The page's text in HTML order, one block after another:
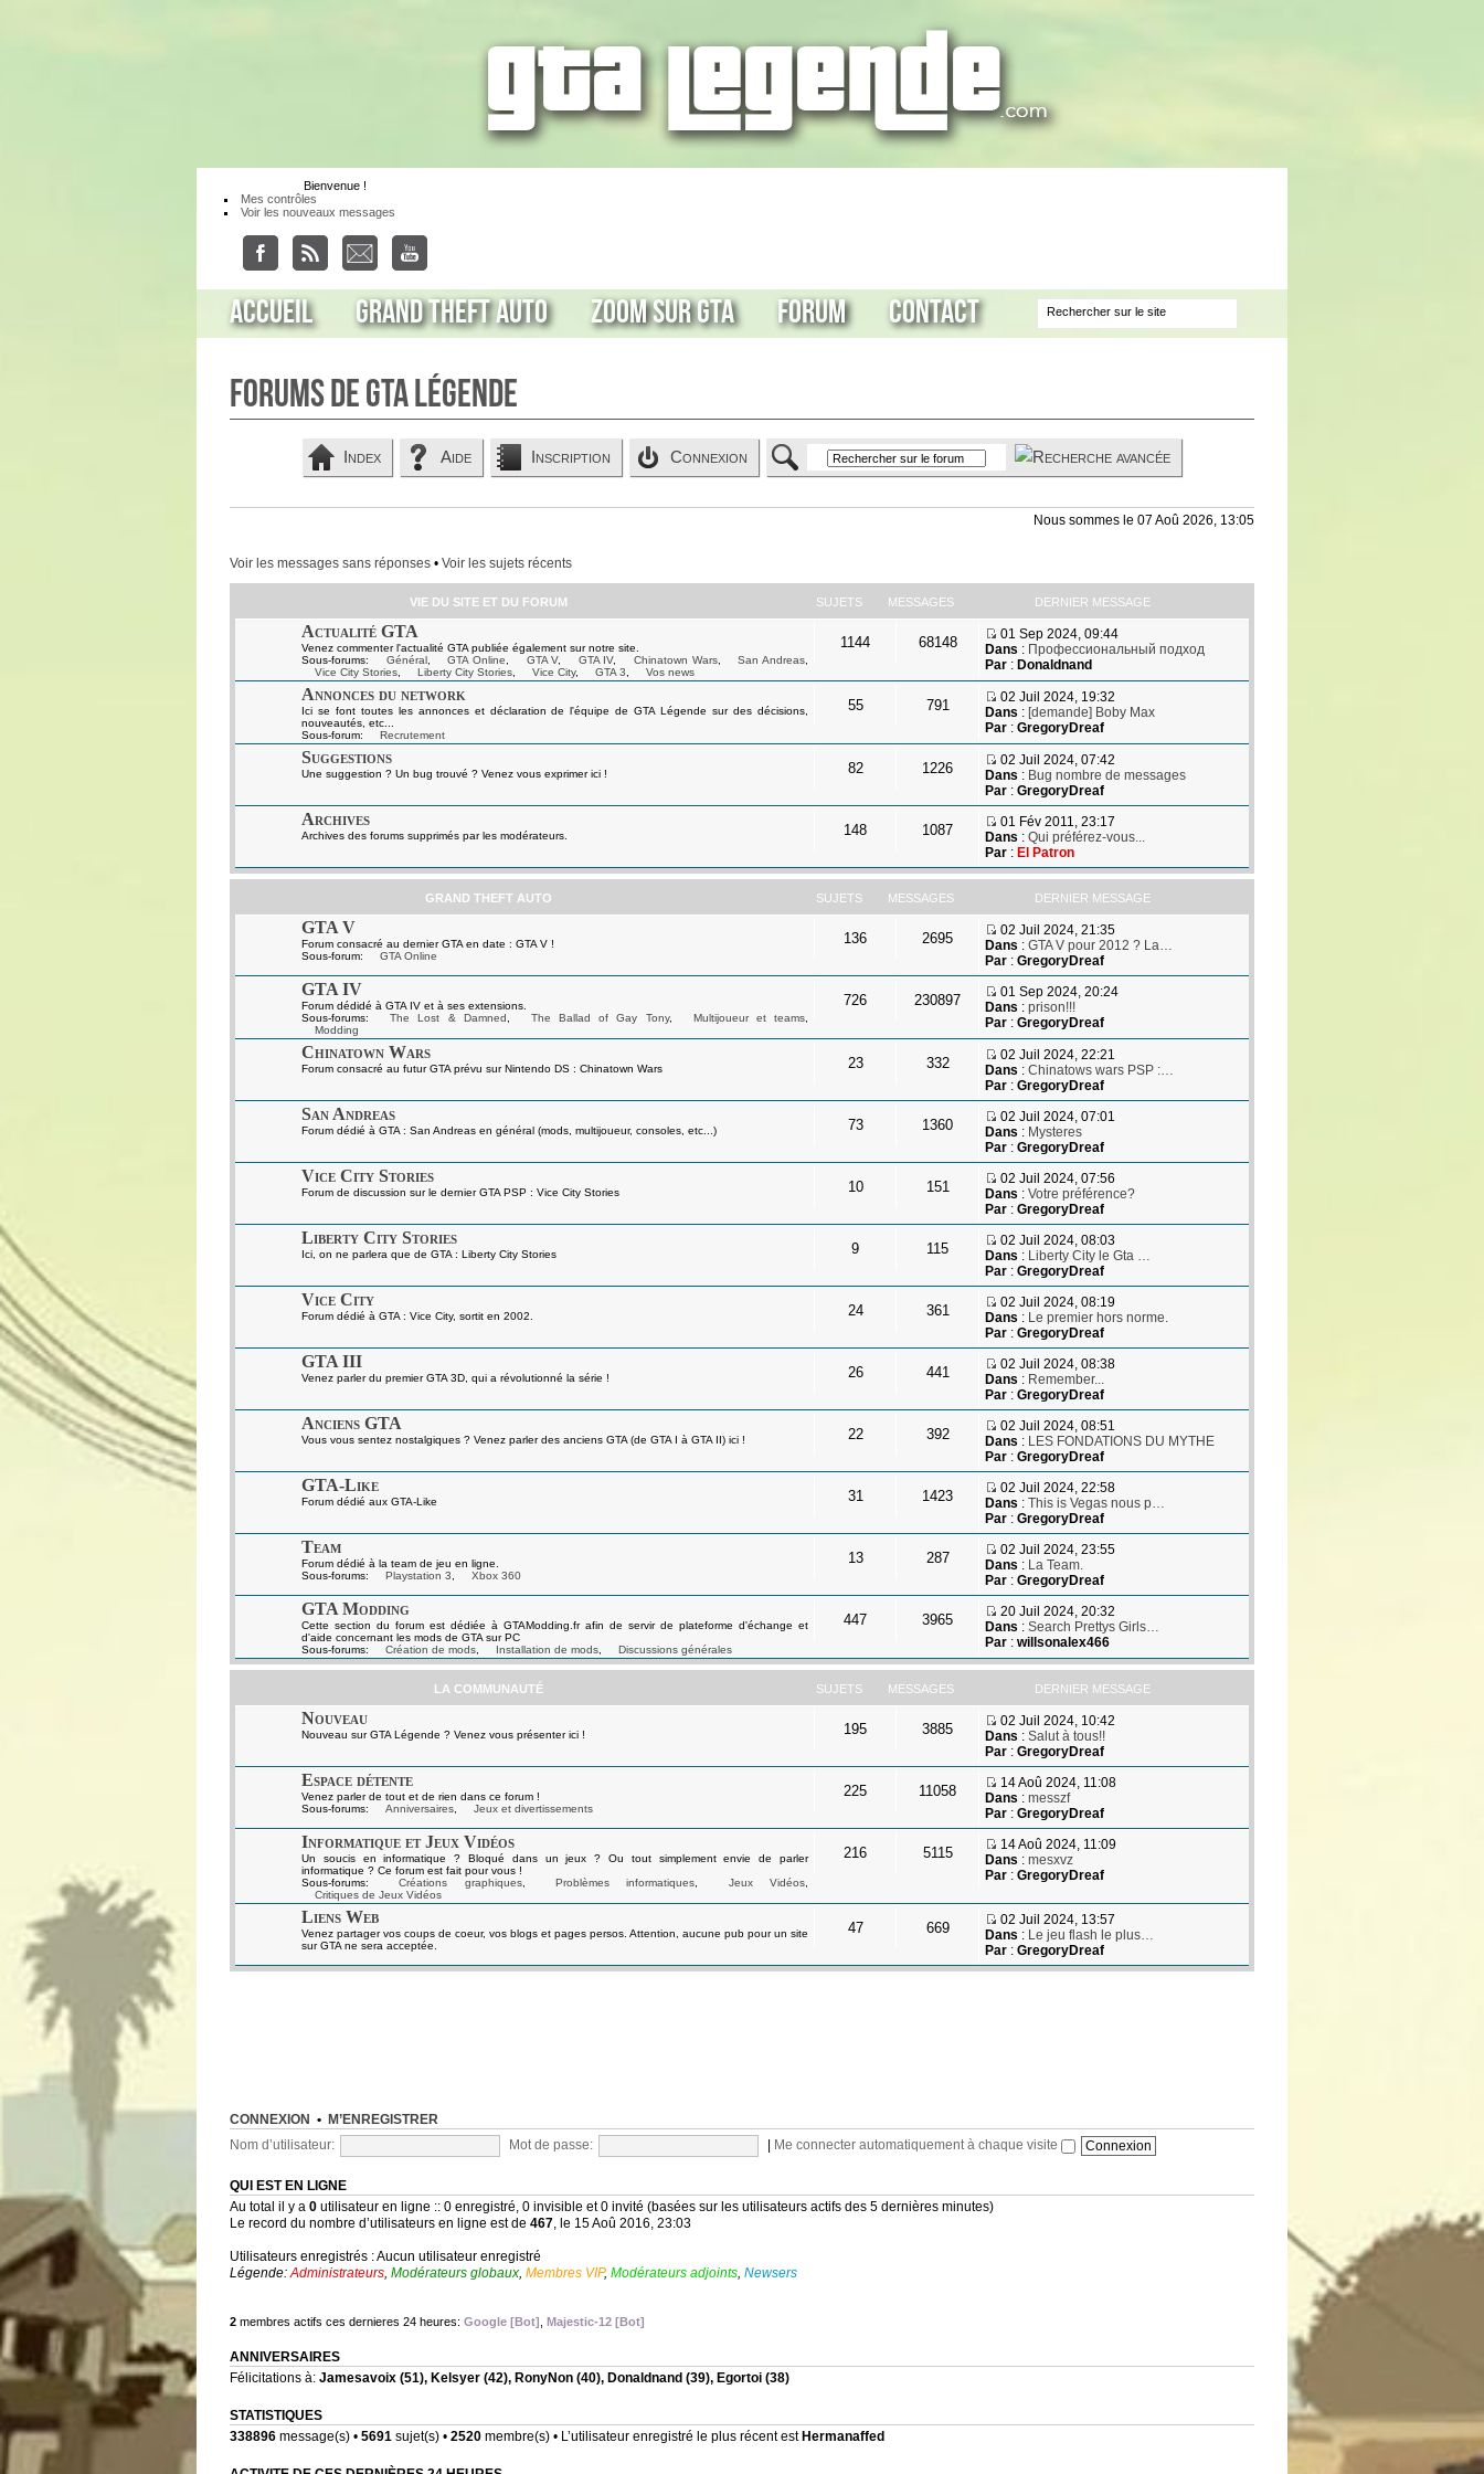
Bienvenue !
Mes contrôles
Voir les nouveaux messages
Accueil Grand Theft Auto Zoom sur GTA Forum Contact
Forums de GTA Légende
Index Aide Inscription Connexion
Nous sommes le 07 Aoû 2026, 13:05
Voir les messages sans réponses • Voir les sujets récents
VIE DU SITE ET DU FORUM SUJETS MESSAGES DERNIER MESSAGE
Actualité GTA
Venez commenter l'actualité GTA publiée également sur notre site.
Sous-forums:
Général, GTA Online GTA V, GTA IV, Chinatown Wars, San Andreas
Vice City Stories
Liberty City Stories Vice City, GTA 3 Vos news
1144 68148
01 Sep 2024, 09:44
Dans : Профессиональный подход
Par: Donaldnand
Annonces du network
Ici se font toutes les annonces et déclaration de l'équipe de GTA Légende sur des décisions,
nouveautés, etc...
Sous-forum:
Recrutement
55 791
02 Juil 2024, 19:32
Dans : [demande] Boby Max
Par: GregoryDreaf
Suggestions
Une suggestion ? Un bug trouvé ? Venez vous exprimer ici ! 82 1226
02 Juil 2024, 07:42
Dans : Bug nombre de messages
Par: GregoryDreaf
Archives
Archives des forums supprimés par les modérateurs. 148 1087
01 Fév 2011, 23:17
Dans : Qui préférez-vous...
Par: El Patron
GRAND THEFT AUTO SUJETS MESSAGES DERNIER MESSAGE
GTA V
Forum consacré au dernier GTA en date : GTA V !
Sous-forum:
GTA Online
136 2695
02 Juil 2024, 21:35
Dans : GTA V pour 2012 ? La…
Par: GregoryDreaf
GTA IV
Forum dédidé à GTA IV et à ses extensions.
Sous-forums:
The Lost & Damned The Ballad of Gay Tony, Multijoueur et teams
Modding
726 230897
01 Sep 2024, 20:24
Dans : prison!!!
Par: GregoryDreaf
Chinatown Wars
Forum consacré au futur GTA prévu sur Nintendo DS : Chinatown Wars 23 332
02 Juil 2024, 22:21
Dans : Chinatows wars PSP :…
Par: GregoryDreaf
San Andreas
Forum dédié à GTA : San Andreas en général (mods, multijoueur, consoles, etc...) 73 1360
02 Juil 2024, 07:01
Dans : Mysteres
Par: GregoryDreaf
Vice City Stories
Forum de discussion sur le dernier GTA PSP : Vice City Stories 10 151
02 Juil 2024, 07:56
Dans : Votre préférence?
Par: GregoryDreaf
Liberty City Stories
Ici, on ne parlera que de GTA : Liberty City Stories 9 115
02 Juil 2024, 08:03
Dans : Liberty City le Gta …
Par: GregoryDreaf
Vice City
Forum dédié à GTA : Vice City, sortit en 2002. 24 361
02 Juil 2024, 08:19
Dans : Le premier hors norme.
Par: GregoryDreaf
GTA III
Venez parler du premier GTA 3D, qui a révolutionné la série ! 26 441
02 Juil 2024, 08:38
Dans : Remember...
Par: GregoryDreaf
Anciens GTA
Vous vous sentez nostalgiques ? Venez parler des anciens GTA (de GTA I à GTA II) ici ! 22 392
02 Juil 2024, 08:51
Dans : LES FONDATIONS DU MYTHE
Par: GregoryDreaf
GTA-Like
Forum dédié aux GTA-Like 31 1423
02 Juil 2024, 22:58
Dans : This is Vegas nous p…
Par: GregoryDreaf
Team
Forum dédié à la team de jeu en ligne.
Sous-forums:
Playstation 3 Xbox 360
13 287
02 Juil 2024, 23:55
Dans : La Team.
Par: GregoryDreaf
GTA Modding
Cette section du forum est dédiée à GTAModding.fr afin de servir de plateforme d'échange et
d'aide concernant les mods de GTA sur PC
Sous-forums:
Création de mods Installation de mods Discussions générales
447 3965
20 Juil 2024, 20:32
Dans : Search Prettys Girls…
Par: willsonalex466
LA COMMUNAUTÉ SUJETS MESSAGES DERNIER MESSAGE
Nouveau
Nouveau sur GTA Légende ? Venez vous présenter ici ! 195 3885
02 Juil 2024, 10:42
Dans : Salut à tous!!
Par: GregoryDreaf
Espace détente
Venez parler de tout et de rien dans ce forum !
Sous-forums:
Anniversaires Jeux et divertissements
225 11058
14 Aoû 2024, 11:08
Dans : messzf
Par: GregoryDreaf
Informatique et Jeux Vidéos
Un soucis en informatique ? Bloqué dans un jeux ? Ou tout simplement envie de parler
informatique ? Ce forum est fait pour vous !
Sous-forums:
Créations graphiques, Problèmes informatiques Jeux Vidéos
Critiques de Jeux Vidéos
216 5115
14 Aoû 2024, 11:09
Dans : mesxvz
Par: GregoryDreaf
Liens Web
Venez partager vos coups de coeur, vos blogs et pages persos. Attention, aucune pub pour un site
sur GTA ne sera acceptée.
47 669
02 Juil 2024, 13:57
Dans : Le jeu flash le plus…
Par: GregoryDreaf
CONNEXION • M’ENREGISTRER
Nom d’utilisateur: Mot de passe: Me connecter automatiquement à chaque visite
QUI EST EN LIGNE
Au total il y a 0 utilisateur en ligne :: 0 enregistré, 0 invisible et 0 invité (basées sur les utilisateurs actifs des 5 dernières minutes)
Le record du nombre d’utilisateurs en ligne est de 467, le 15 Aoû 2016, 23:03
Utilisateurs enregistrés : Aucun utilisateur enregistré
Légende:Administrateurs, Modérateurs globaux, Membres VIP, Modérateurs adjoints, Newsers
2 membres actifs ces dernieres 24 heures: Google [Bot] Majestic-12 [Bot]
ANNIVERSAIRES
Félicitations à: Jamesavoix (51), Kelsyer (42), RonyNon (40), Donaldnand (39), Egortoi (38)
STATISTIQUES
338896 message(s) • 5691 sujet(s) • 2520 membre(s) • L’utilisateur enregistré le plus récent est Hermanaffed